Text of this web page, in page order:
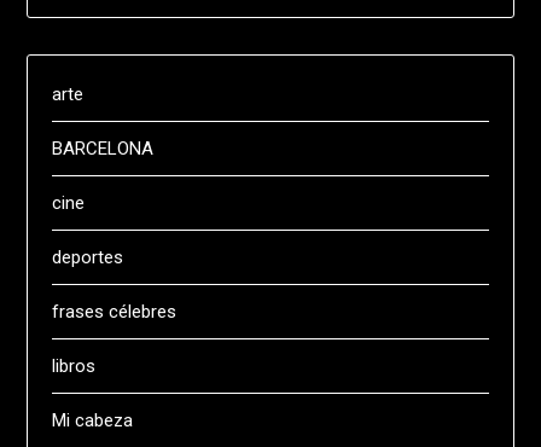
arte
BARCELONA
cine
deportes
frases célebres
libros
Mi cabeza